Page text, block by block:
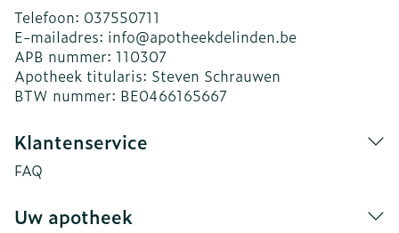
Telefoon: 037550711
E-mailadres: info@apotheekdelinden.be
APB nummer: 110307
Apotheek titularis: Steven Schrauwen
BTW nummer: BE0466165667
Klantenservice
FAQ
Uw apotheek